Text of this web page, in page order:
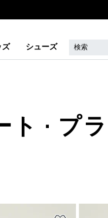
ズ シューズ
ト · プ